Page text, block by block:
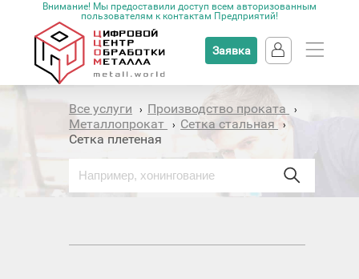
Внимание! Мы предоставили доступ всем авторизованным
пользователям к контактам Предприятий!
Заявка
Все услуги › Производство проката ›
Металлопрокат › Сетка стальная ›
Сетка плетеная